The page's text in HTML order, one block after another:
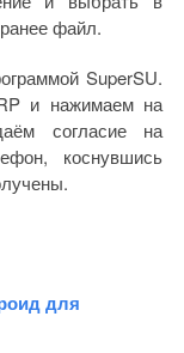
файл.
SuperSU.
и нажимаем на
согласие на
коснувшись
для